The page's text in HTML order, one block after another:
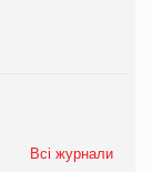
Всі журнали